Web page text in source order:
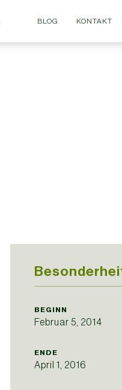
BLOG KONTAKT
BEGINN
Februar 5, 2014
ENDE
April 1, 2016